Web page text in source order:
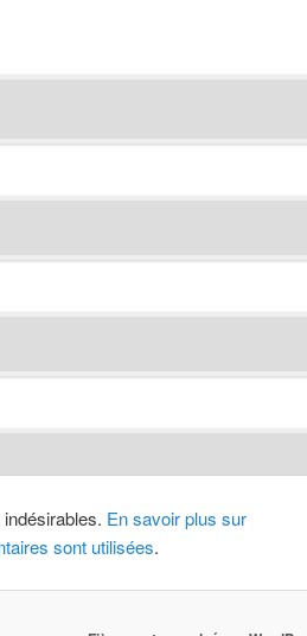
En savoir plus sur
sont utilisées.